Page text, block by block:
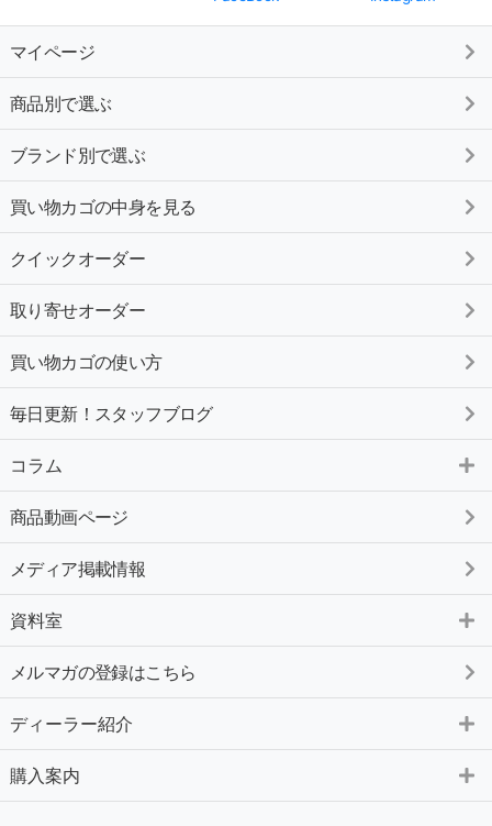
マイページ
商品別で選ぶ
ブランド別で選ぶ
買い物カゴの中身を見る
クイックオーダー
取り寄せオーダー
買い物カゴの使い方
毎日更新！スタッフブログ
コラム
商品動画ページ
メディア掲載情報
資料室
メルマガの登録はこちら
ディーラー紹介
購入案内